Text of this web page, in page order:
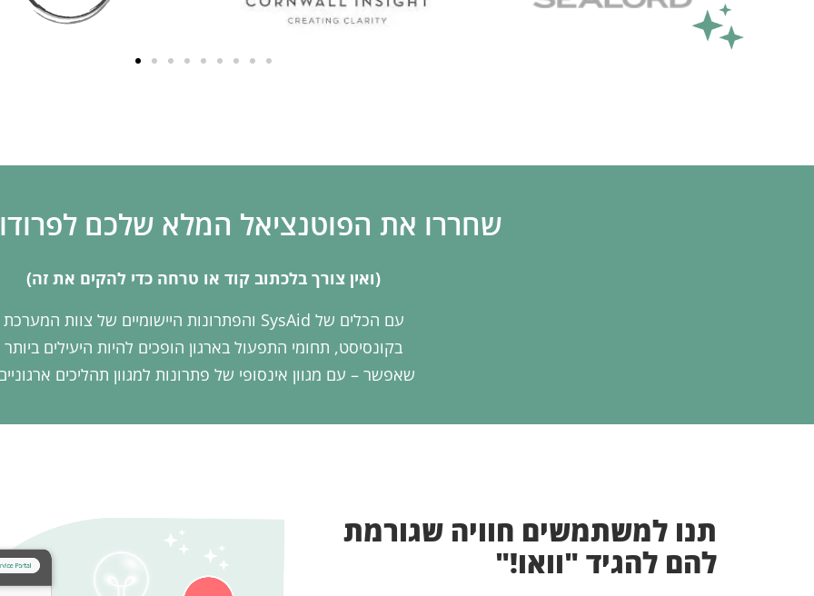
שחררו את הפוטנציאל המלא שלכם
(ואין צורך בלכתוב קוד או טרחה כדי להקים את זה)
עם הכלים של SysAid והפתרונות היישומיים של צוות המערכת
בקונסיסט, תחומי התפעול בארגון הופכים להיות היעילים ביותר
שאפשר – עם מגוון אינסופי של פתרונות למגוון תהליכים
תנו למשתמשים חוויה שגורמת
להם להגיד "וואו!"